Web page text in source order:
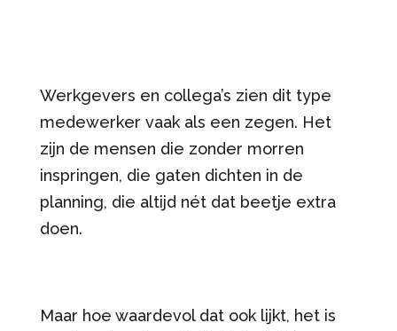
Werkgevers en collega’s zien dit type
medewerker vaak als een zegen. Het
zijn de mensen die zonder morren
inspringen, die gaten dichten in de
planning, die altijd nét dat beetje extra
doen.
Maar hoe waardevol dat ook lijkt, het is